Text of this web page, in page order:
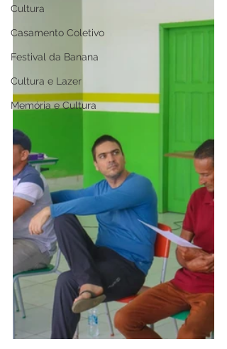
Cultura
Casamento Coletivo
Festival da Banana
Cultura e Lazer
Memória e Cultura